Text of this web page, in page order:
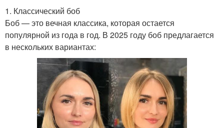
1. Классический боб
Боб — это вечная классика, которая остается
популярной из года в год. В 2025 году боб предлагается
в нескольких вариантах: